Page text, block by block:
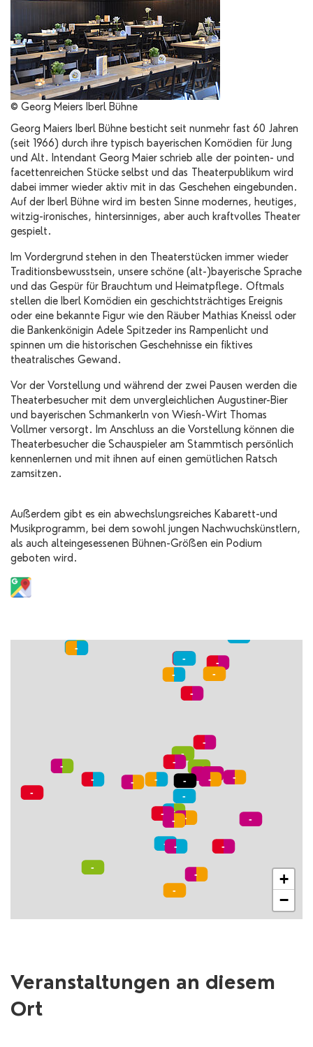
© Georg Meiers Iberl Bühne
Georg Maiers Iberl Bühne besticht seit nunmehr fast 60 Jahren
(seit 1966) durch ihre typisch bayerischen Komödien für Jung
und Alt. Intendant Georg Maier schrieb alle der pointen- und
facettenreichen Stücke selbst und das Theaterpublikum wird
dabei immer wieder aktiv mit in das Geschehen eingebunden.
Auf der Iberl Bühne wird im besten Sinne modernes, heutiges,
witzig-ironisches, hintersinniges, aber auch kraftvolles Theater
gespielt.
Im Vordergrund stehen in den Theaterstücken immer wieder
Traditionsbewusstsein, unsere schöne (alt-)bayerische Sprache
und das Gespür für Brauchtum und Heimatpflege. Oftmals
stellen die Iberl Komödien ein geschichtsträchtiges Ereignis
oder eine bekannte Figur wie den Räuber Mathias Kneissl oder
die Bankenkönigin Adele Spitzeder ins Rampenlicht und
spinnen um die historischen Geschehnisse ein fiktives
theatralisches Gewand.
Vor der Vorstellung und während der zwei Pausen werden die
Theaterbesucher mit dem unvergleichlichen Augustiner-Bier
und bayerischen Schmankerln von Wies´n-Wirt Thomas
Vollmer versorgt. Im Anschluss an die Vorstellung können die
Theaterbesucher die Schauspieler am Stammtisch persönlich
kennenlernen und mit ihnen auf einen gemütlichen Ratsch
zamsitzen.
Außerdem gibt es ein abwechslungsreiches Kabarett-und
Musikprogramm, bei dem sowohl jungen Nachwuchskünstlern,
als auch alteingesessenen Bühnen-Größen ein Podium
geboten wird.
+
−
Veranstaltungen an diesem
Ort